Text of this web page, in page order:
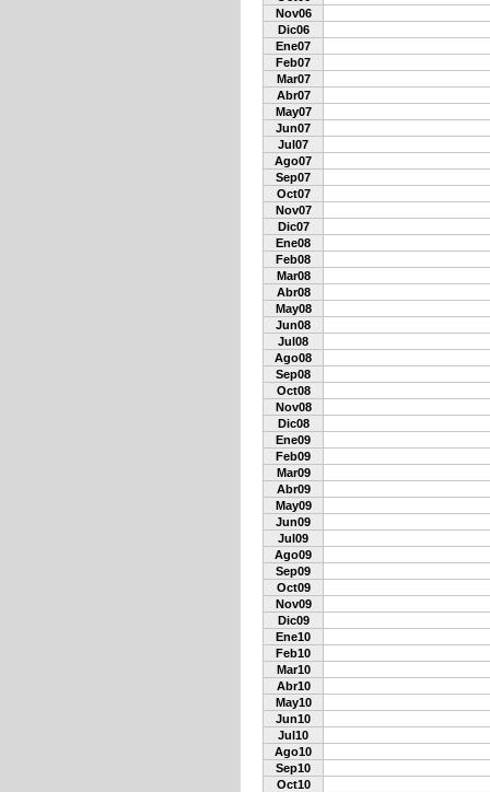
Nov06
Dic06
Ene07
Feb07
Mar07
Abr07
May07
Jun07
Jul07
Ago07
Sep07
Oct07
Nov07
Dic07
Ene08
Feb08
Mar08
Abr08
May08
Jun08
Jul08
Ago08
Sep08
Oct08
Nov08
Dic08
Ene09
Feb09
Mar09
Abr09
May09
Jun09
Jul09
Ago09
Sep09
Oct09
Nov09
Dic09
Ene10
Feb10
Mar10
Abr10
May10
Jun10
Jul10
Ago10
Sep10
Oct10